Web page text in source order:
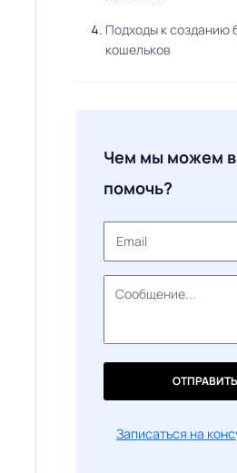
Подходы к созданию
кошельков
Чем мы можем
помочь?
ОТПРАВИТЬ
Записаться на